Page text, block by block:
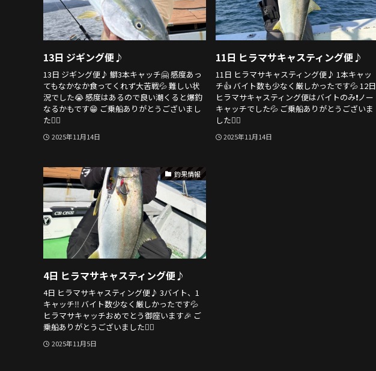
13日 ジギング便♪
13日 ジギング便♪ 鰤3本キャッチ🤗 感度あっ
てもなかなか食ってくれず大苦戦💦 難しい状
況でした😭 感度はあるので良い潮くると爆釣
なるかもです😁 ご乗船ありがとうございまし
た🙇‍♂️
2025年11月14日
11日 ヒラマサキャスティング便♪
11日 ヒラマサキャスティング便♪ 1本キャッ
チ👍 バイト数も少なく厳しかったです💦 12日
ヒラマサキャスティング便はバイトのみ❗️ノー
キャッチでした💦 ご乗船ありがとうございま
した🙇‍♂️
2025年11月14日
釣果情報
4日 ヒラマサキャスティング便♪
4日 ヒラマサキャスティング便♪ 3バイト、1
キャッチ‼️ バイト数少なく厳しかったです💦
ヒラマサキャッチおめでとう御座います🎉 ご
乗船ありがとうございました🙇‍♂️
2025年11月5日